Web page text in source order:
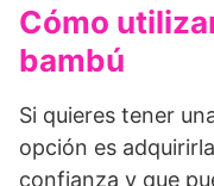
Cómo
bambú
Si quieres tener
opción es
confianza y que